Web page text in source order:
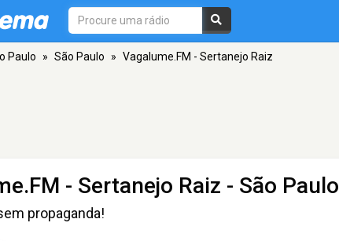
Paulo » São Paulo » Vagalume.FM - Sertanejo Raiz
- Sertanejo Raiz - São Paulo
propaganda!